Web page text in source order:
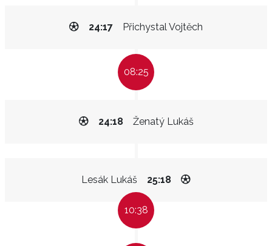
Přichystal Vojtěch
24:17
08:25
Ženatý Lukáš
24:18
Lesák Lukáš 25:18
10:38